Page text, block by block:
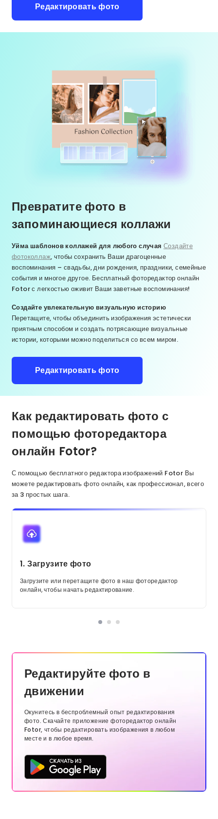
Редактировать фото
Превратите фото в
запоминающиеся коллажи
Уйма шаблонов коллажей для любого случая Создайте
фотоколлаж, чтобы сохранить Ваши драгоценные
воспоминания – свадьбы, дни рождения, праздники, семейные
события и многое другое. Бесплатный фоторедактор онлайн
Fotor с легкостью оживит Ваши заветные воспоминания!
Создайте увлекательную визуальную историю
Перетащите, чтобы объединить изображения эстетически
приятным способом и создать потрясающие визуальные
истории, которыми можно поделиться со всем миром.
Редактировать фото
Как редактировать фото с
помощью фоторедактора
онлайн Fotor?
С помощью бесплатного редактора изображений Fotor Вы
можете редактировать фото онлайн, как профессионал, всего
за 3 простых шага.
1. Загрузите фото
Загрузите или перетащите фото в наш фоторедактор
онлайн, чтобы начать редактирование.
Редактируйте фото в
движении
Окунитесь в беспроблемный опыт редактирования
фото. Скачайте приложение фоторедактор онлайн
Fotor, чтобы редактировать изображения в любом
месте и в любое время.